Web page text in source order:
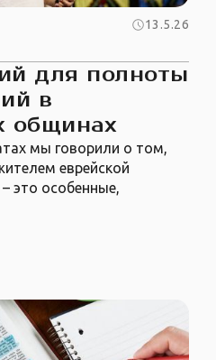
13.5.26
для полноты
в
общинах
мы говорили о том,
еврейской
это особенные,